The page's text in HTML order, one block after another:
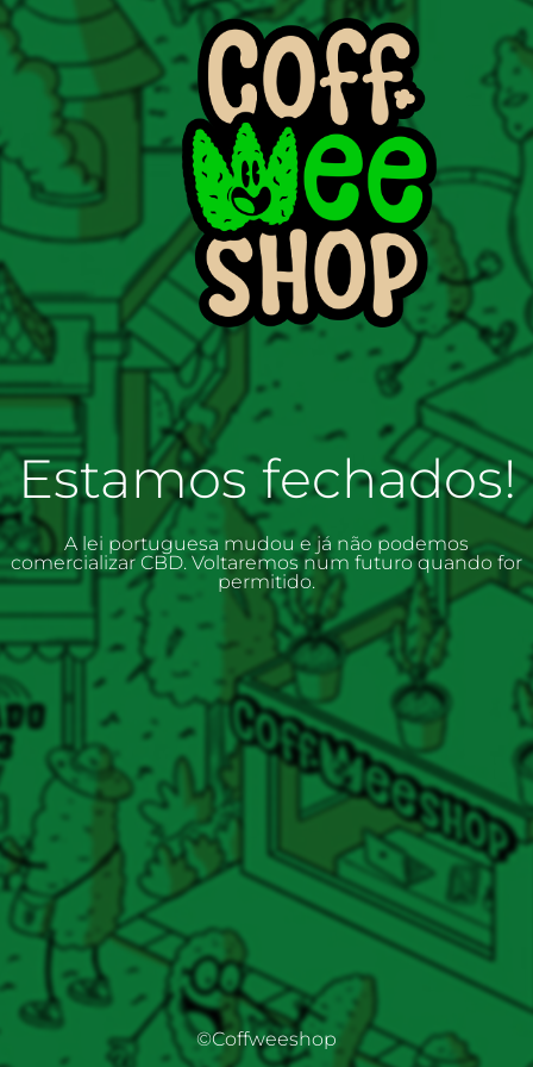
Estamos fechados!
A lei portuguesa mudou e já não podemos
comercializar CBD. Voltaremos num futuro quando for
permitido.
©Coffweeshop